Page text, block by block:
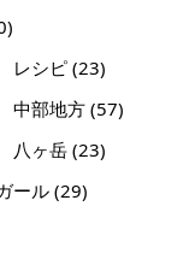
レシピ(23)
中部地方(57)
八ヶ岳(23)
ール(29)